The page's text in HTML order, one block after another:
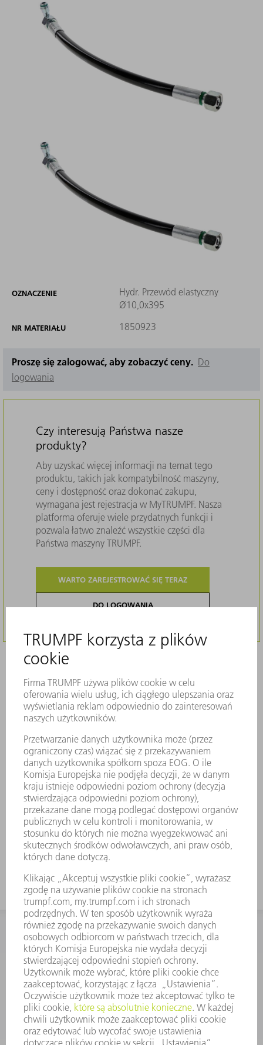
OZNACZENIE
Hydr. Przewód elastyczny
Ø10,0x395
NR MATERIAŁU 1850923
Proszę się zalogować, aby zobaczyć ceny. Do
logowania
Czy interesują Państwa nasze
produkty?
Aby uzyskać więcej informacji na temat tego
produktu, takich jak kompatybilność maszyny,
ceny i dostępność oraz dokonać zakupu,
wymagana jest rejestracja w MyTRUMPF. Nasza
platforma oferuje wiele przydatnych funkcji i
pozwala łatwo znaleźć wszystkie części dla
Państwa maszyny TRUMPF.
WARTO ZAREJESTROWAĆ SIĘ TERAZ
DO LOGOWANIA
KONTAKT
Dział Części Zamiennych i Narzędzi
48225753936
8.00 - 17.00
czesci.zamienne@trumpf.com